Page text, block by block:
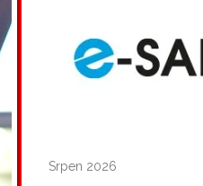
Srpen 2026